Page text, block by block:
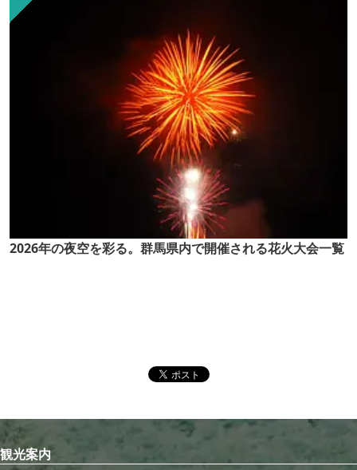
2026年の夜空を彩る。群馬県内で開催される花火大会一覧
観光案内